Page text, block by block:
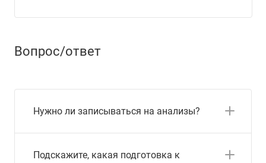
Вопрос/ответ
Нужно ли записываться на анализы?
Подскажите, какая подготовка к